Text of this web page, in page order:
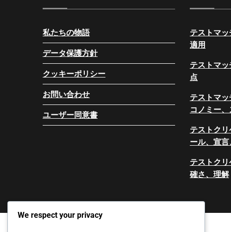
私たちの物語
データ保護方針
クッキーポリシー
お問い合わせ
ユーザー同意書
テストマッ
適用
テストマ
点
テストマ
コノミー
テストク
ール、宣
テストク
確さ、理解
We respect your privacy